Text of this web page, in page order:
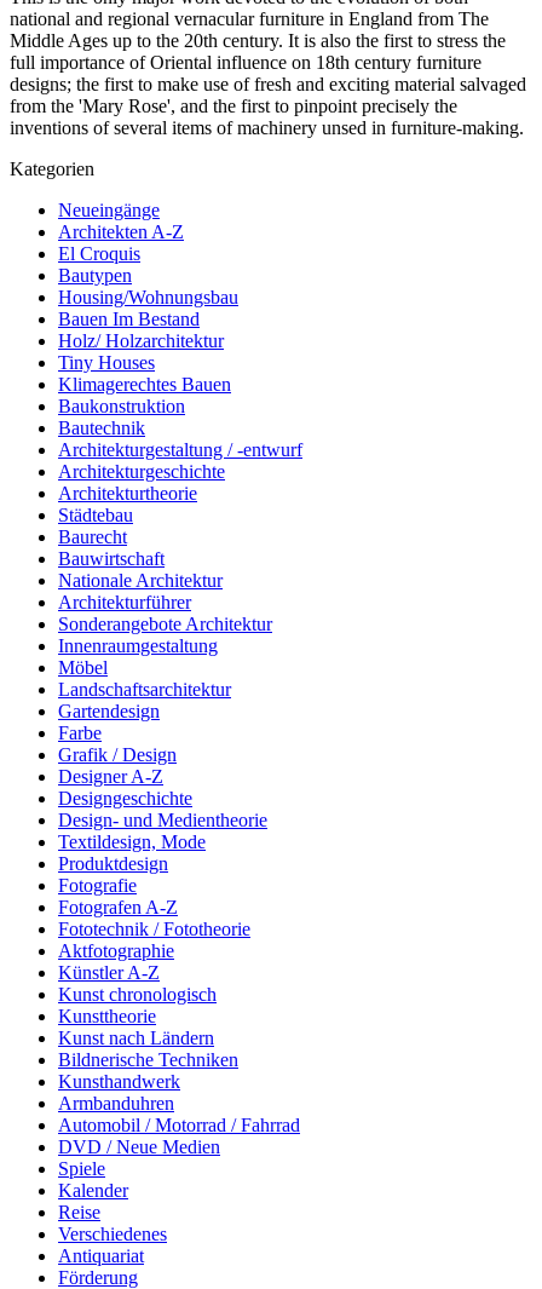
national and regional vernacular furniture in England from The
Middle Ages up to the 20th century. It is also the first to stress the
full importance of Oriental influence on 18th century furniture
designs; the first to make use of fresh and exciting material salvaged
from the 'Mary Rose', and the first to pinpoint precisely the
inventions of several items of machinery unsed in furniture-making.
Kategorien
Neueingänge
Architekten A-Z
El Croquis
Bautypen
Housing/Wohnungsbau
Bauen Im Bestand
Holz/ Holzarchitektur
Tiny Houses
Klimagerechtes Bauen
Baukonstruktion
Bautechnik
Architekturgestaltung / -entwurf
Architekturgeschichte
Architekturtheorie
Städtebau
Baurecht
Bauwirtschaft
Nationale Architektur
Architekturführer
Sonderangebote Architektur
Innenraumgestaltung
Möbel
Landschaftsarchitektur
Gartendesign
Farbe
Grafik / Design
Designer A-Z
Designgeschichte
Design- und Medientheorie
Textildesign, Mode
Produktdesign
Fotografie
Fotografen A-Z
Fototechnik / Fototheorie
Aktfotographie
Künstler A-Z
Kunst chronologisch
Kunsttheorie
Kunst nach Ländern
Bildnerische Techniken
Kunsthandwerk
Armbanduhren
Automobil / Motorrad / Fahrrad
DVD / Neue Medien
Spiele
Kalender
Reise
Verschiedenes
Antiquariat
Förderung